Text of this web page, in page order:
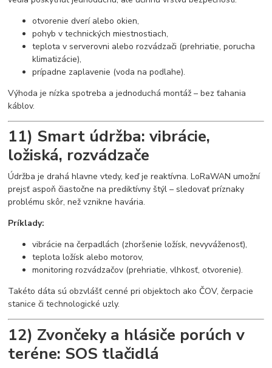
otvorenie dverí alebo okien,
pohyb v technických miestnostiach,
teplota v serverovni alebo rozvádzači (prehriatie, porucha
klimatizácie),
prípadne zaplavenie (voda na podlahe).
Výhoda je nízka spotreba a jednoduchá montáž – bez ťahania
káblov.
11) Smart údržba: vibrácie,
ložiská, rozvádzače
Údržba je drahá hlavne vtedy, keď je reaktívna. LoRaWAN umožní
prejsť aspoň čiastočne na prediktívny štýl – sledovať príznaky
problému skôr, než vznikne havária.
Príklady:
vibrácie na čerpadlách (zhoršenie ložísk, nevyváženosť),
teplota ložísk alebo motorov,
monitoring rozvádzačov (prehriatie, vlhkosť, otvorenie).
Takéto dáta sú obzvlášť cenné pri objektoch ako ČOV, čerpacie
stanice či technologické uzly.
12) Zvončeky a hlásiče porúch v
teréne: SOS tlačidlá